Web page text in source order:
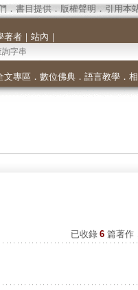
． 書目提供． 版權聲明 ． 引用本
著者｜ 站內 ｜
文專區 ． 數位佛典． 語言教學．
已收錄 6 篇著作